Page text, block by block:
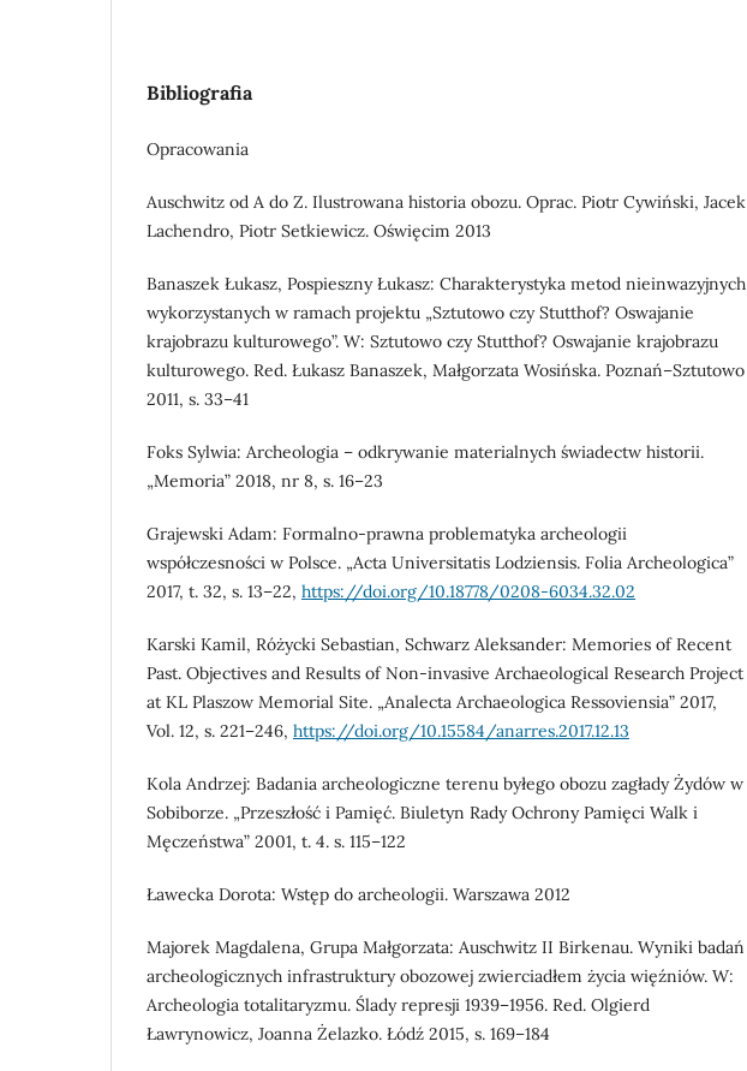
Bibliografia
Opracowania
Auschwitz od A do Z. Ilustrowana historia obozu. Oprac. Piotr Cywiński, Jacek
Lachendro, Piotr Setkiewicz. Oświęcim 2013
Banaszek Łukasz, Pospieszny Łukasz: Charakterystyka metod nieinwazyjnych
wykorzystanych w ramach projektu „Sztutowo czy Stutthof? Oswajanie
krajobrazu kulturowego”. W: Sztutowo czy Stutthof? Oswajanie krajobrazu
kulturowego. Red. Łukasz Banaszek, Małgorzata Wosińska. Poznań–Sztutowo
2011, s. 33–41
Foks Sylwia: Archeologia – odkrywanie materialnych świadectw historii.
„Memoria” 2018, nr 8, s. 16–23
Grajewski Adam: Formalno-prawna problematyka archeologii
współczesności w Polsce. „Acta Universitatis Lodziensis. Folia Archeologica”
2017, t. 32, s. 13–22, https://doi.org/10.18778/0208-6034.32.02
Karski Kamil, Różycki Sebastian, Schwarz Aleksander: Memories of Recent
Past. Objectives and Results of Non-invasive Archaeological Research Project
at KL Plaszow Memorial Site. „Analecta Archaeologica Ressoviensia” 2017,
Vol. 12, s. 221–246, https://doi.org/10.15584/anarres.2017.12.13
Kola Andrzej: Badania archeologiczne terenu byłego obozu zagłady Żydów w
Sobiborze. „Przeszłość i Pamięć. Biuletyn Rady Ochrony Pamięci Walk i
Męczeństwa” 2001, t. 4. s. 115–122
Ławecka Dorota: Wstęp do archeologii. Warszawa 2012
Majorek Magdalena, Grupa Małgorzata: Auschwitz II Birkenau. Wyniki badań
archeologicznych infrastruktury obozowej zwierciadłem życia więźniów. W:
Archeologia totalitaryzmu. Ślady represji 1939–1956. Red. Olgierd
Ławrynowicz, Joanna Żelazko. Łódź 2015, s. 169–184